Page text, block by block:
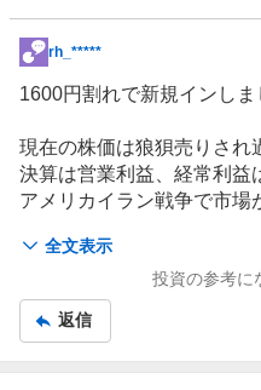
掲
示
記
事
rh_*****
全文表示
1600円割れで新規インしま
現在の株価は狼狽売りされ
決算は営業利益、経常利益
アメリカイラン戦争で市場
ここは累進配当で利回り
投資の参考に
返信